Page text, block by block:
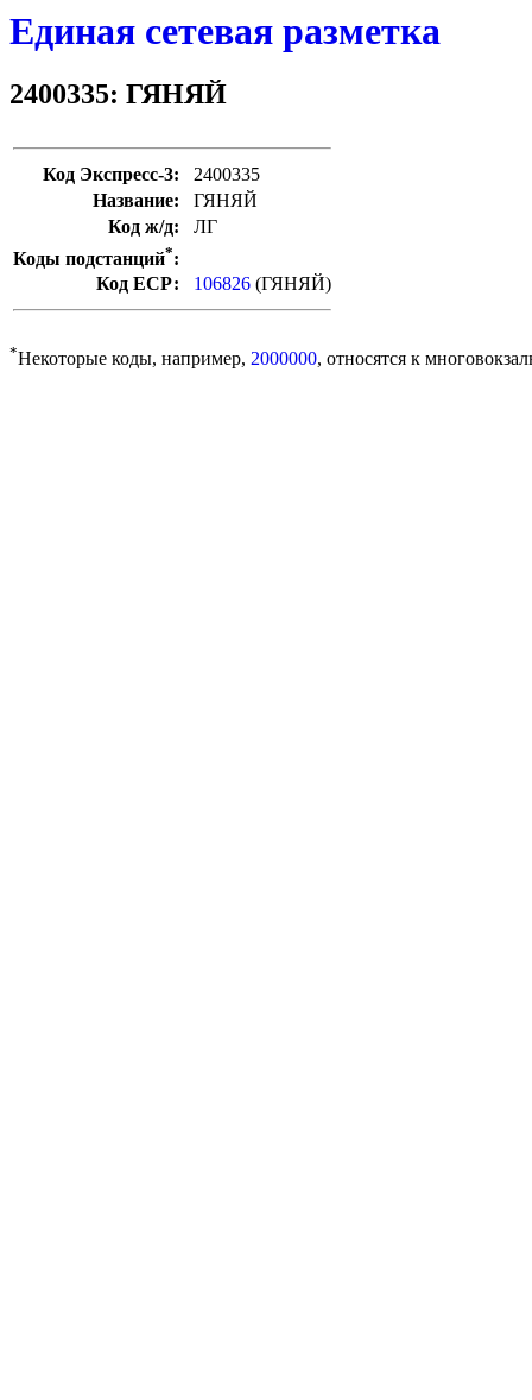
Единая сетевая разметка
2400335: ГЯНЯЙ
Код Экспресс-3:
2400335
Название:
ГЯНЯЙ
Код ж/д:
ЛГ
Коды подстанций*:
Код ЕСР:
106826 (ГЯНЯЙ)
*Некоторые коды, например, 2000000, относятся к